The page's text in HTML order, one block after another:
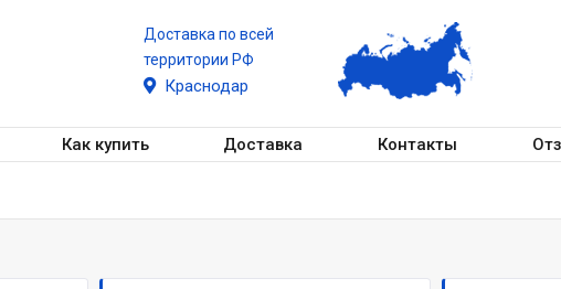
Доставка по всей
территории РФ
Краснодар
Как купить Доставка Контакты